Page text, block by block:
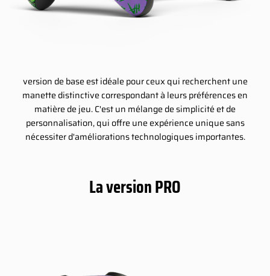
version de base est idéale pour ceux qui recherchent une
manette distinctive correspondant à leurs préférences en
matière de jeu. C'est un mélange de simplicité et de
personnalisation, qui offre une expérience unique sans
nécessiter d'améliorations technologiques importantes.
La version PRO